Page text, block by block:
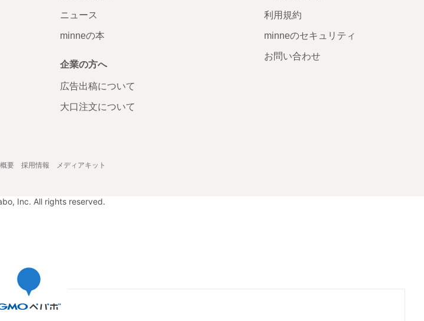
ニュース
minneの本
企業の方へ
広告出稿について
大口注文について
利用規約
minneのセキュリティ
お問い合わせ
要 採用情報 メディアキット
Inc. All rights reserved.